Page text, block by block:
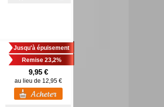
Jusqu'à épuisement
Remise 23,2%
9,95 €
au lieu de 12,95 €